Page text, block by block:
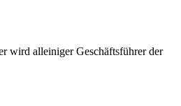
wird alleiniger Geschäftsführer der